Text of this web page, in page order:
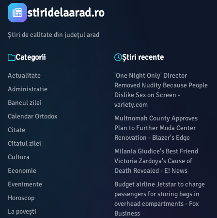
stiridelaarad.ro
Știri de calitate din județul arad
Categorii
Actualitate
Administratie
Bancul zilei
Calendar Ortodox
Citate
Citatul zilei
Cultura
Economie
Evenimente
Horoscop
La povești
Știri recente
'One Night Only' Director
Removed Nudity Because People
Dislike Sex on Screen -
variety.com
Multnomah County Approves
Plan to Further Moda Center
Renovation - Blazer's Edge
Milania Giudice's Best Friend
Victoria Zardoya's Cause of
Death Revealed - E! News
Budget airline Jetstar to charge
passengers for storing bags in
overhead compartments - Fox
Business